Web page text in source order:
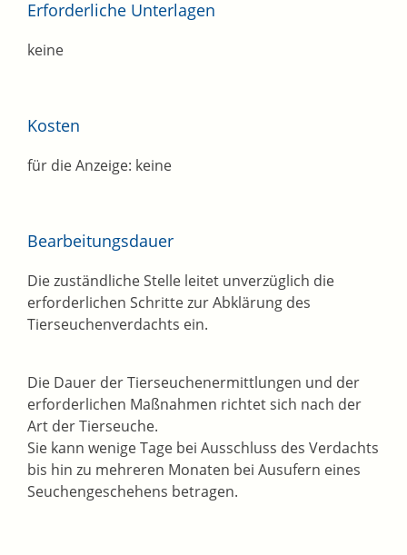
Erforderliche Unterlagen
keine
Kosten
für die Anzeige: keine
Bearbeitungsdauer
Die zuständliche Stelle leitet unverzüglich die
erforderlichen Schritte zur Abklärung des
Tierseuchenverdachts ein.
Die Dauer der Tierseuchenermittlungen und der
erforderlichen Maßnahmen richtet sich nach der
Art der Tierseuche.
Sie kann wenige Tage bei Ausschluss des Verdachts
bis hin zu mehreren Monaten bei Ausufern eines
Seuchengeschehens betragen.